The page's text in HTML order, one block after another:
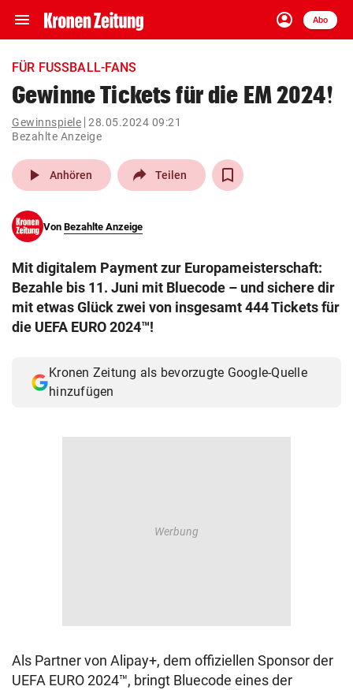
menu Navigation
ein-/ausklappen
account_circle
Anmelden
Abo
close Schließen
account_circle Anmelden
pin_drop
Wien arrow_right
bookmark
search
Suchbegriff
eingeben
© Krone Multimedia GmbH & Co KG 2026
Muthgasse 2, 1190 Wien
FÜR FUSSBALL-FANS
Gewinne Tickets für die EM 2024!
Gewinnspiele 28.05.2024 09:21
Bezahlte Anzeige
play_arrow Anhören Teilen
Von Bezahlte Anzeige
Mit digitalem Payment zur Europameisterschaft:
Bezahle bis 11. Juni mit Bluecode – und sichere dir
mit etwas Glück zwei von insgesamt 444 Tickets für
die UEFA EURO 2024™!
Kronen Zeitung als bevorzugte Google-Quelle
hinzufügen
Als Partner von Alipay+, dem offiziellen Sponsor der
UEFA EURO 2024™, bringt Bluecode eines der